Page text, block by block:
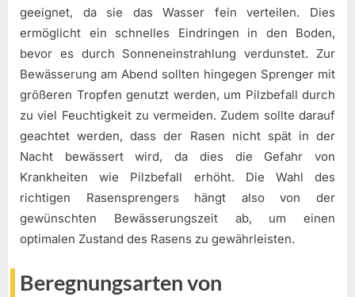
geeignet, da sie das Wasser fein verteilen. Dies
ermöglicht ein schnelles Eindringen in den Boden,
bevor es durch Sonneneinstrahlung verdunstet. Zur
Bewässerung am Abend sollten hingegen Sprenger mit
größeren Tropfen genutzt werden, um Pilzbefall durch
zu viel Feuchtigkeit zu vermeiden. Zudem sollte darauf
geachtet werden, dass der Rasen nicht spät in der
Nacht bewässert wird, da dies die Gefahr von
Krankheiten wie Pilzbefall erhöht. Die Wahl des
richtigen Rasensprengers hängt also von der
gewünschten Bewässerungszeit ab, um einen
optimalen Zustand des Rasens zu gewährleisten.
Beregnungsarten von